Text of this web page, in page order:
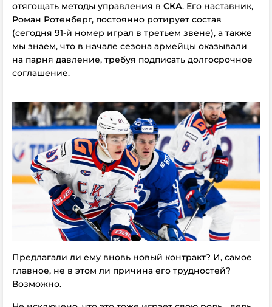
отягощать методы управления в СКА. Его наставник,
Роман Ротенберг, постоянно ротирует состав
(сегодня 91-й номер играл в третьем звене), а также
мы знаем, что в начале сезона армейцы оказывали
на парня давление, требуя подписать долгосрочное
соглашение.
Предлагали ли ему вновь новый контракт? И, самое
главное, не в этом ли причина его трудностей?
Возможно.